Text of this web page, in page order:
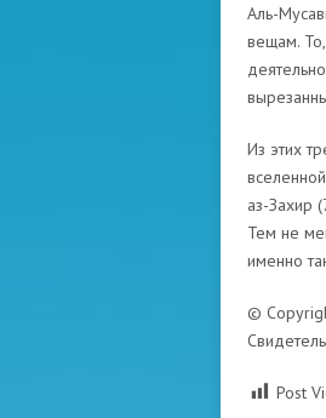
Аль-
вещам.
Из этих
аз-Захир
Тем не
именно
©
Post